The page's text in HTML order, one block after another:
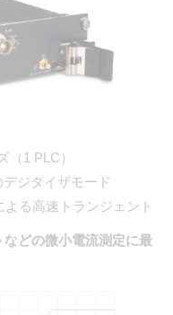
（1 PLC）
ジタイザモード
る高速トランジェント
どの微小電流測定に最